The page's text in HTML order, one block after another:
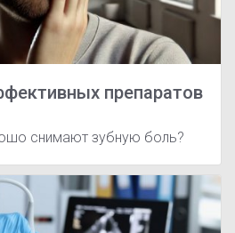
препаратов
снимают зубную боль?